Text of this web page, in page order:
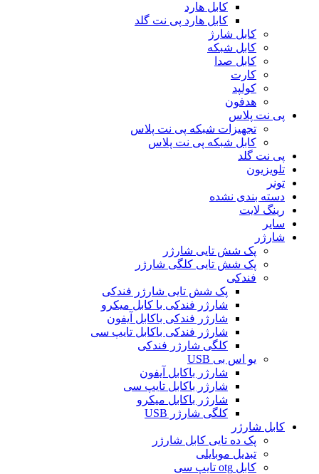
کابل هارد
کابل هارد پی نت گلد
کابل شارژ
کابل شبکه
کابل صدا
کارت
کولپد
هدفون
پی نت پلاس
تجهیزات شبکه پی نت پلاس
کابل شبکه پی نت پلاس
پی نت گلد
تلویزیون
تونر
دسته بندی نشده
رینگ لایت
سایر
شارژر
پک شش تایی شارژر
پک شش تایی کلگی شارژر
فندکی
پک شش تایی شارژر فندکی
شارژر فندکی با کابل میکرو
شارژر فندکی باکابل آیفون
شارژر فندکی باکابل تایپ سی
کلگی شارژر فندکی
یو اس بی USB
شارژر باکابل آیفون
شارژر باکابل تایپ سی
شارژر باکابل میکرو
کلگی شارژر USB
کابل شارژر
پک ده تایی کابل شارژر
تبدیل موبایلی
کابل otg تایپ سی